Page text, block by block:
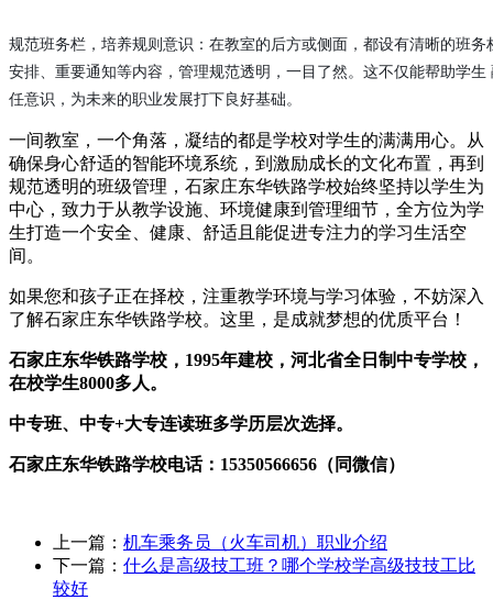
规范班务栏，培养规则意识：在教室的后方或侧面，都设有清晰的班
安排、重要通知等内容，管理规范透明，一目了然。这不仅能帮助学
任意识，为未来的职业发展打下良好基础。
一间教室，一个角落，凝结的都是学校对学生的满满用心。从
确保身心舒适的智能环境系统，到激励成长的文化布置，再到
规范透明的班级管理，石家庄东华铁路学校始终坚持以学生为
中心，致力于从教学设施、环境健康到管理细节，全方位为学
生打造一个安全、健康、舒适且能促进专注力的学习生活空
间。
如果您和孩子正在择校，注重教学环境与学习体验，不妨深入
了解石家庄东华铁路学校。这里，是成就梦想的优质平台！
石家庄东华铁路学校，1995年建校，河北省全日制中专学校，
在校学生8000多人。
中专班、中专+大专连读班多学历层次选择。
石家庄东华铁路学校电话：15350566656（同微信）
上一篇： 机车乘务员（火车司机）职业介绍
下一篇： 什么是高级技工班？哪个学校学高级技技工比
较好